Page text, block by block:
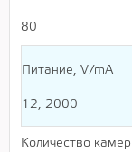
80
Питание, V/mA
12, 2000
Количество камер